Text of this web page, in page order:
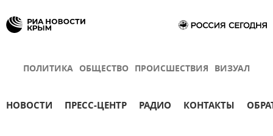
ПОЛИТИКА ОБЩЕСТВО ПРОИСШЕСТВИЯ ВИЗУАЛ
НОВОСТИ ПРЕСС-ЦЕНТР РАДИО КОНТАКТЫ